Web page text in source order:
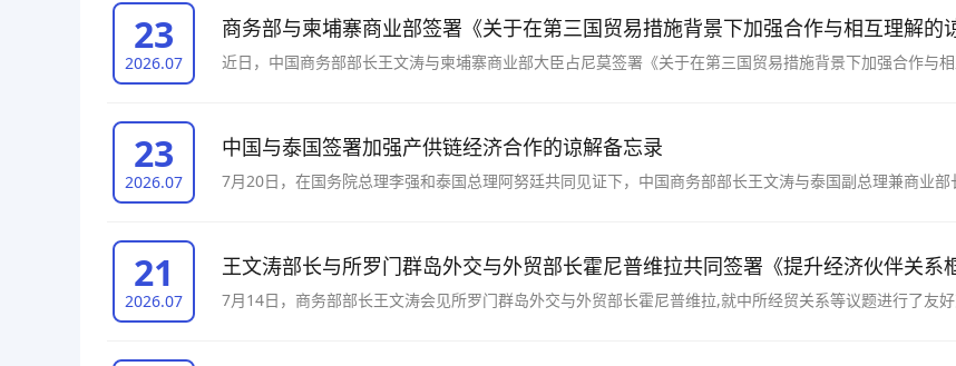
23
2026.07
商务部与柬埔寨商业部签署《关于在第三国贸易措施背景下加强合作与相互理解的
近日，中国商务部部长王文涛与柬埔寨商业部大臣占尼莫签署《关于在第三国贸易措施背景下加强合作与相
23
2026.07
中国与泰国签署加强产供链经济合作的谅解备忘录
7月20日，在国务院总理李强和泰国总理阿努廷共同见证下，中国商务部部长王文涛与泰国副总理兼商业部
21
2026.07
王文涛部长与所罗门群岛外交与外贸部长霍尼普维拉共同签署《提升经济伙伴关系
7月14日，商务部部长王文涛会见所罗门群岛外交与外贸部长霍尼普维拉,就中所经贸关系等议题进行了友好